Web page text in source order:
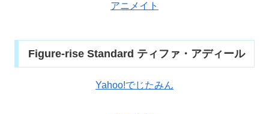
アニメイト
Figure-rise Standard ティファ・アディール
Yahoo!でじたみん